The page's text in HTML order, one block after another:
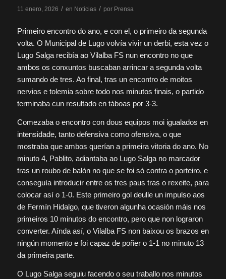
11 enero, 2026 / en Noticias / por Prensa
Primeiro encontro do ano, e con el, o primeiro da segunda
volta. O Municipal de Lugo volvía vivir un derbi, esta vez o
Lugo Salga recibía ao Vilalba FS nun encontro no que
ambos os conxuntos buscaban arrincar a segunda volta
sumando de tres. Ao final, tras un encontro de moitos
nervios e tolemia sobre todo nos minutos finais, o partido
terminaba cun resultado en táboas por 3-3.
Comezaba o encontro con dous equipos moi igualados en
intensidade, tanto defensiva como ofensiva, o que
mostraba que ambos querían a primeira vitoria do ano. No
minuto 4, Pablito, adiantaba ao Lugo Salga no marcador
tras un roubo de balón no que se foi só contra o porteiro, e
conseguía introducir entre os tres paus tras o rexeite, para
colocar así o 1-0. Este primeiro gol deulle un impulso aos
de Fermín Hidalgo, que tiveron algunha ocasión máis nos
primeiros 10 minutos do encontro, pero que non lograron
converter. Aínda así, o Vilalba FS non baixou os brazos en
ningún momento e foi capaz de poñer o 1-1 no minuto 13
da primeira parte.
O Lugo Salga seguiu facendo o seu traballo nos minutos